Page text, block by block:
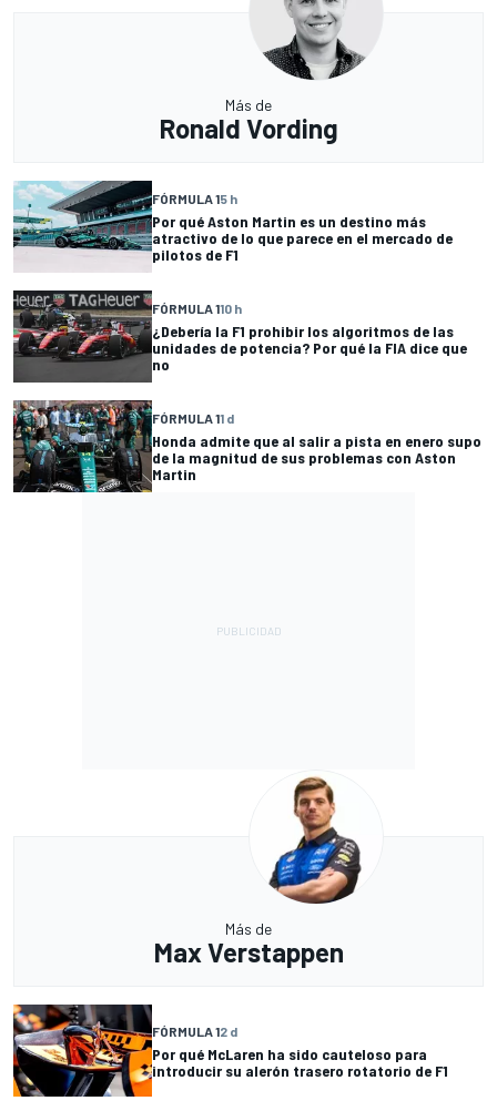
Más de
Ronald Vording
FÓRMULA 15 h
Por qué Aston Martin es un destino más
atractivo de lo que parece en el mercado de
pilotos de F1
FÓRMULA 110 h
¿Debería la F1 prohibir los algoritmos de las
unidades de potencia? Por qué la FIA dice que
no
FÓRMULA 11 d
Honda admite que al salir a pista en enero supo
de la magnitud de sus problemas con Aston
Martin
Más de
Max Verstappen
FÓRMULA 12 d
Por qué McLaren ha sido cauteloso para
introducir su alerón trasero rotatorio de F1